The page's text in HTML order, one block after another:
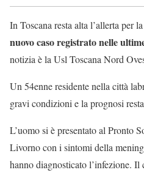
In Toscana resta alta l’allerta per la
nuovo caso registrato nelle
notizia è la Usl Toscana Nord
Un 54enne residente nella città
gravi condizioni e la prognosi
L’uomo si è presentato al Pronto
Livorno con i sintomi della
hanno diagnosticato l’infezione.